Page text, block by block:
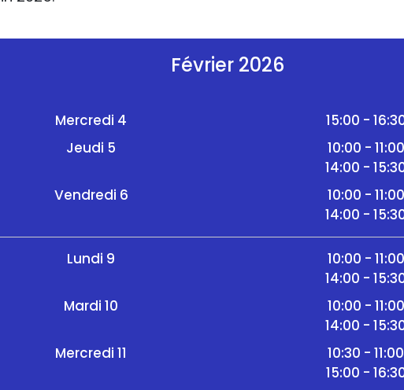
Février 2026
Mercredi 4
15:00 -
Jeudi 5
10:00 - 11:00
14:00 -
Vendredi 6
10:00 - 11:00
14:00 -
Lundi 9
10:00 - 11:00
14:00 -
Mardi 10
10:00 - 11:00
14:00 -
Mercredi 11
10:30 - 11:00
15:00 -